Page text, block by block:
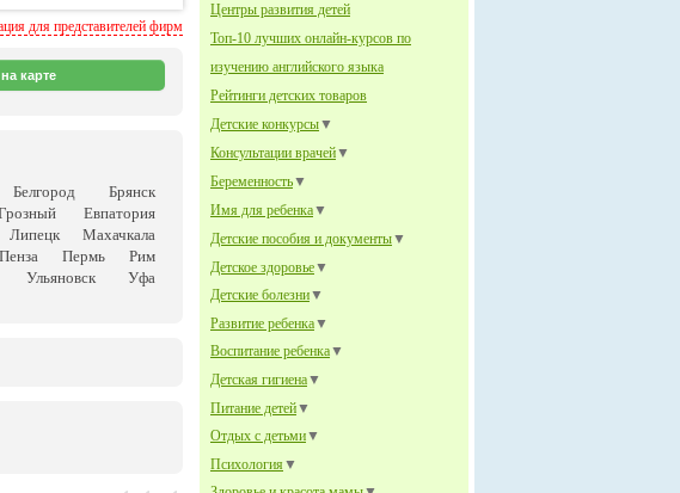
Центры развития детей
Топ-10 лучших онлайн-курсов по
изучению английского языка
Рейтинги детских товаров
Детские конкурсы▼
Консультации врачей▼
Беременность▼
Имя для ребенка▼
Детские пособия и документы▼
Детское здоровье▼
Детские болезни▼
Развитие ребенка▼
Воспитание ребенка▼
Детская гигиена▼
Питание детей▼
Отдых с детьми▼
Психология ▼
для представителей фирм
на карте
Белгород Брянск
Евпатория
Липецк
Махачкала
Пенза Пермь
Рим
Ульяновск
Уфа